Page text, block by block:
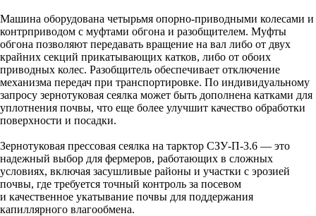
Машина оборудована четырьмя опорно-приводными колесами и
контрприводом с муфтами обгона и разобщителем. Муфты
обгона позволяют передавать вращение на вал либо от двух
крайних секций прикатывающих катков, либо от обоих
приводных колес. Разобщитель обеспечивает отключение
механизма передач при транспортировке. По индивидуальному
запросу зернотуковая сеялка может быть дополнена катками для
уплотнения почвы, что еще более улучшит качество обработки
поверхности и посадки.
Зернотуковая прессовая сеялка на тарктор СЗУ-П-3.6 — это
надежный выбор для фермеров, работающих в сложных
условиях, включая засушливые районы и участки с эрозией
почвы, где требуется точный контроль за посевом
и качественное укатывание почвы для поддержания
капиллярного влагообмена.